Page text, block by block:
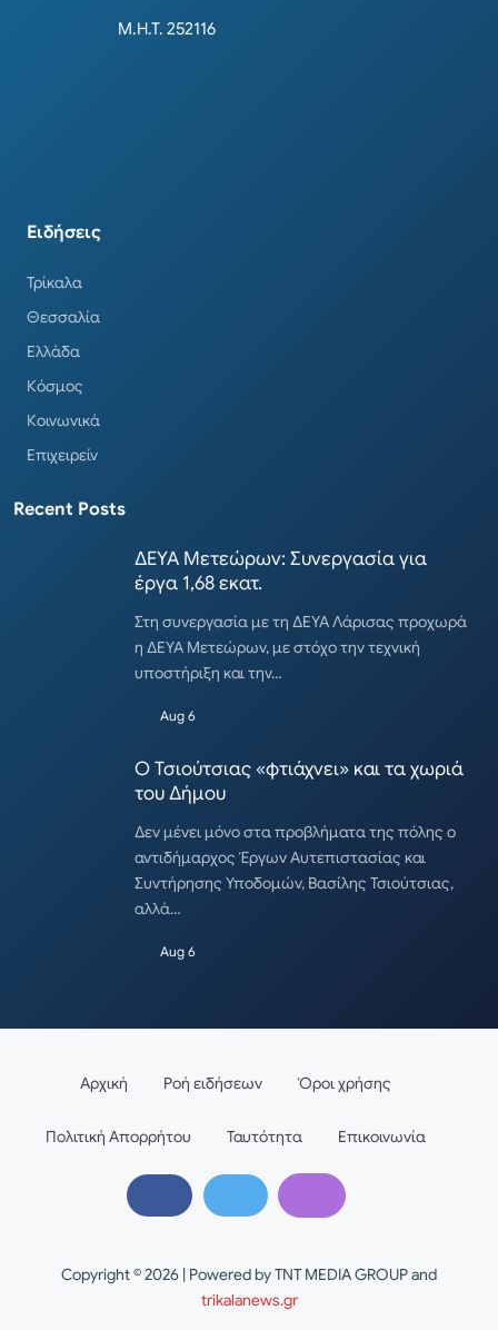
Μ.Η.Τ. 252116
Ειδήσεις
Τρίκαλα
Θεσσαλία
Ελλάδα
Κόσμος
Κοινωνικά
Επιχειρείν
Recent Posts
ΔΕΥΑ Μετεώρων: Συνεργασία για
έργα 1,68 εκατ.
Στη συνεργασία με τη ΔΕΥΑ Λάρισας προχωρά
η ΔΕΥΑ Μετεώρων, με στόχο την τεχνική
υποστήριξη και την…
Aug 6
Ο Τσιούτσιας «φτιάχνει» και τα χωριά
του Δήμου
Δεν μένει μόνο στα προβλήματα της πόλης ο
αντιδήμαρχος Έργων Αυτεπιστασίας και
Συντήρησης Υποδομών, Βασίλης Τσιούτσιας,
αλλά…
Aug 6
Copyright © 2026 | Powered by TNT MEDIA GROUP and
trikalanews.gr
Αρχική Ροή ειδήσεων Όροι χρήσης
Πολιτική Απορρήτου Ταυτότητα Επικοινωνία